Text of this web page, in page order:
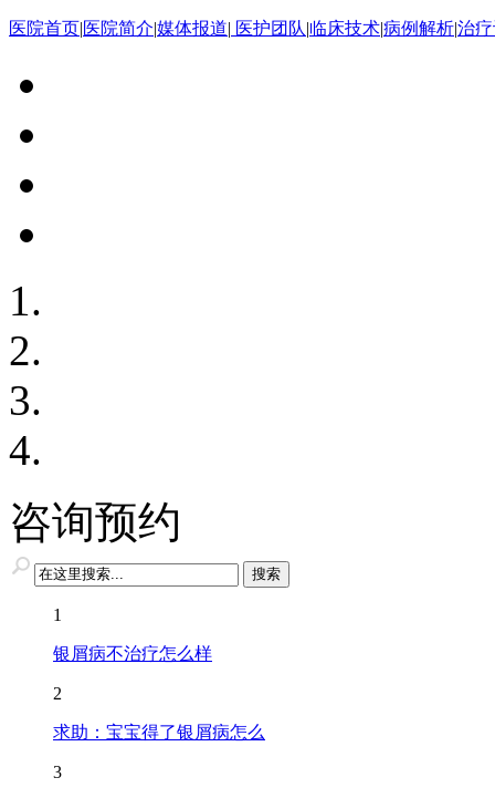
医院首页|医院简介|媒体报道| 医护团队|临床技术|病例解析|治
咨询预约
1
银屑病不治疗怎么样
2
求助：宝宝得了银屑病怎么
3